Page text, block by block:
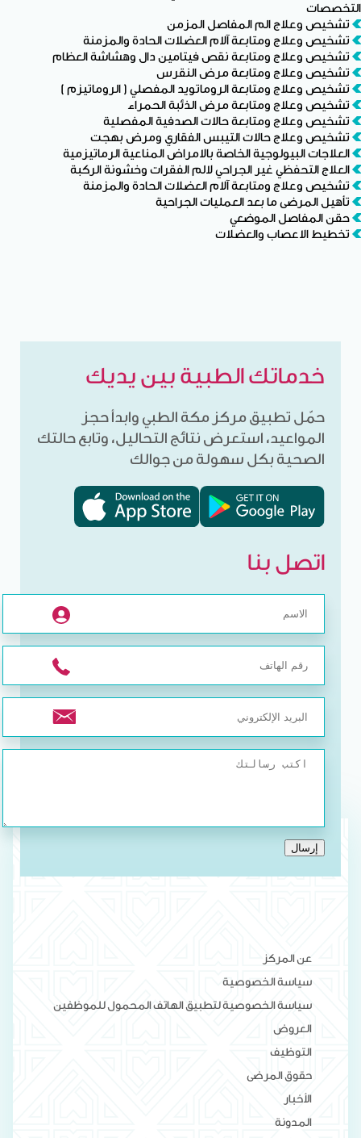
التخصصات
تشخيص وعلاج الم المفاصل المزمن
تشخيص وعلاج ومتابعة آلام العضلات الحادة والمزمنة
تشخيص وعلاج ومتابعة نقص فيتامين دال وهشاشة العظام
تشخيص وعلاج ومتابعة مرض النقرس
تشخيص وعلاج ومتابعة الروماتويد المفصلي ( الروماتيزم )
تشخيص وعلاج ومتابعة مرض الذئبة الحمراء
تشخيص وعلاج ومتابعة حالات الصدفية المفصلية
تشخيص وعلاج حالات التيبس الفقاري ومرض بهجت
العلاجات البيولوجية الخاصة بالامراض المناعية الرماتيزمية
العلاج التحفظي غير الجراحي لالم الفقرات وخشونة الركبة
تشخيص وعلاج ومتابعة آلام العضلات الحادة والمزمنة
تأهيل المرضى ما بعد العمليات الجراحية
حقن المفاصل الموضعي
تخطيط الاعصاب والعضلات
خدماتك الطبية بين يديك
حمّل تطبيق مركز مكة الطبي وابدأ حجز
المواعيد، استعرض نتائج التحاليل، وتابع حالتك
الصحية بكل سهولة من جوالك
اتصل بنا
إرسال
عن المركز
سياسة الخصوصية
سياسة الخصوصية لتطبيق الهاتف المحمول للموظفين
العروض
التوظيف
حقوق المرضى
الأخبار
المدونة